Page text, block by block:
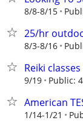
8/8-8/15
25/hr
8/3-8/16
Reiki
9/19 Public:
American
1/14-1/21